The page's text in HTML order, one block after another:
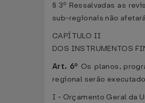
§ 3º Ressalvadas as
sub-regionais não
CAPÍTULO II
DOS INSTRUMENTOS
Art. 6º Os planos,
regional serão
I - Orçamento Geral da